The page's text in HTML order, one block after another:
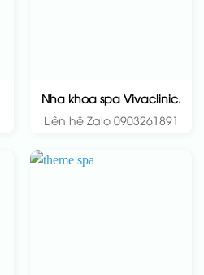
Nha khoa spa Vivaclinic.
Liên hệ Zalo 0903261891